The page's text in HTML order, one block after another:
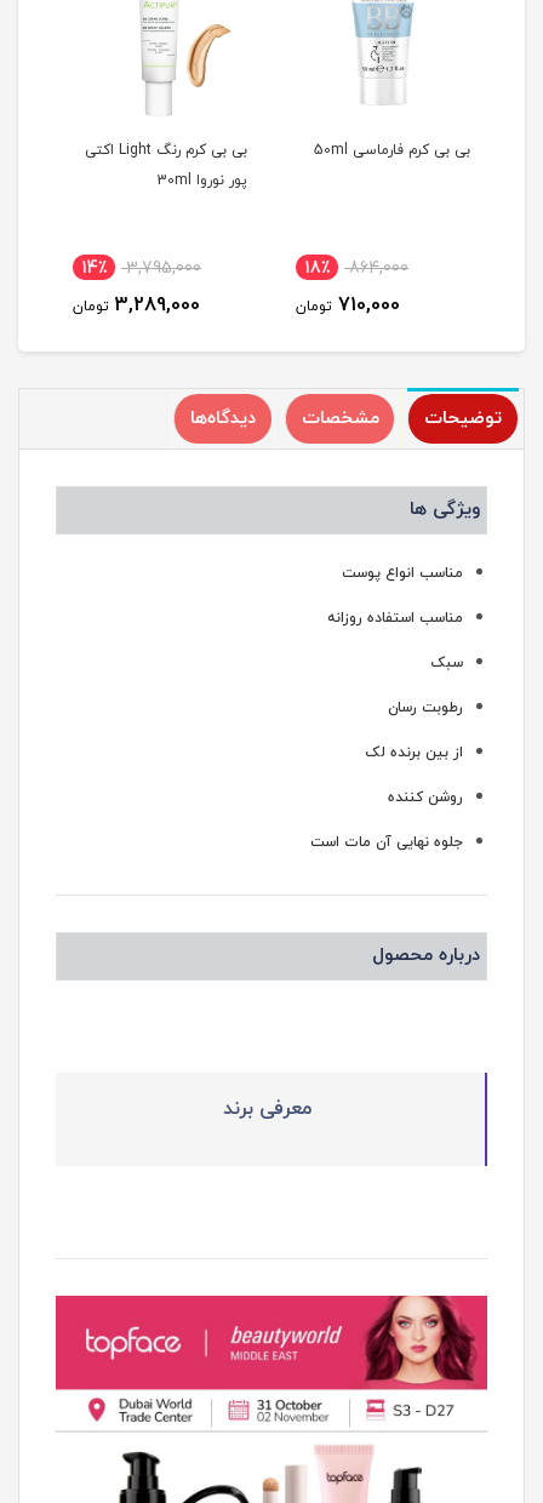
بی بی کرم فارماسی 50ml
864,000 18٪
710,000 تومان
بی بی کرم رنگ Light اکتی
پور نوروا 30ml
3,795,000 14٪
3,289,000 تومان
توضیحات مشخصات دیدگاه‌ها
ویژگی ها
مناسب انواع پوست
مناسب استفاده روزانه
سبک
رطوبت رسان
از بین برنده لک
روشن کننده
جلوه نهایی آن مات است
درباره محصول
معرفی برند